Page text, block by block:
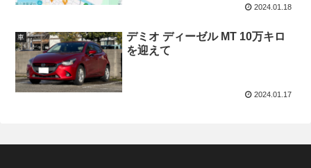
2024.01.18
車
デミオ ディーゼル MT 10万キロ
を迎えて
2024.01.17